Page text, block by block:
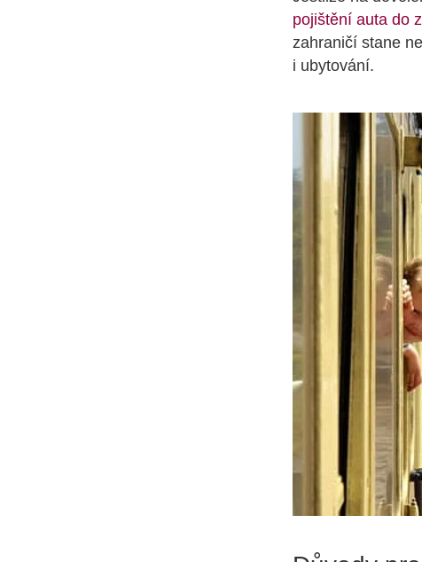
pojištění auta do
zahraničí stane
i ubytování.